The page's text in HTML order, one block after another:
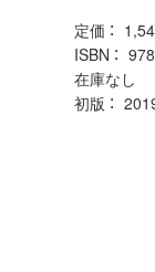
定価
ISBN
在庫なし
初版